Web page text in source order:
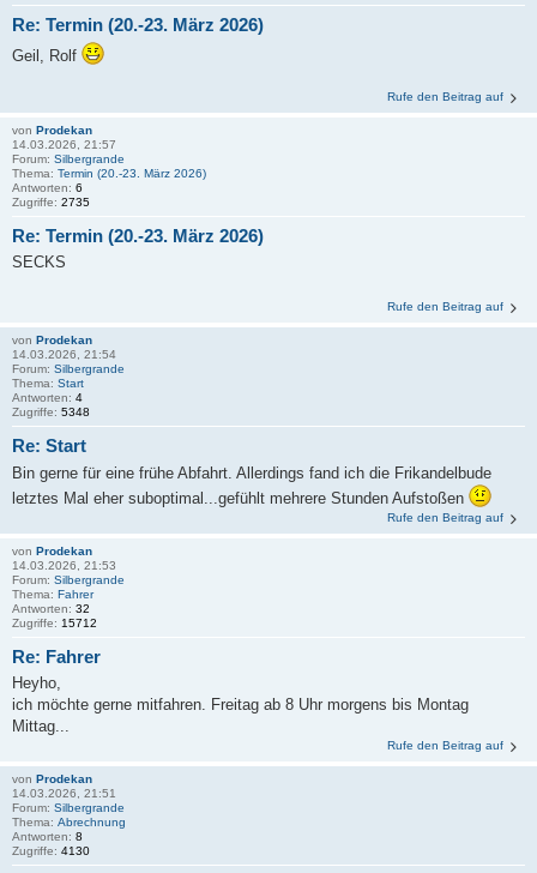
Re: Termin (20.-23. März 2026)
Geil, Rolf
Rufe den Beitrag auf
von Prodekan
14.03.2026, 21:57
Forum: Silbergrande
Thema: Termin (20.-23. März 2026)
Antworten: 6
Zugriffe: 2735
Re: Termin (20.-23. März 2026)
SECKS
Rufe den Beitrag auf
von Prodekan
14.03.2026, 21:54
Forum: Silbergrande
Thema: Start
Antworten: 4
Zugriffe: 5348
Re: Start
Bin gerne für eine frühe Abfahrt. Allerdings fand ich die Frikandelbude
letztes Mal eher suboptimal...gefühlt mehrere Stunden Aufstoßen
Rufe den Beitrag auf
von Prodekan
14.03.2026, 21:53
Forum: Silbergrande
Thema: Fahrer
Antworten: 32
Zugriffe: 15712
Re: Fahrer
Heyho,
ich möchte gerne mitfahren. Freitag ab 8 Uhr morgens bis Montag
Mittag...
Rufe den Beitrag auf
von Prodekan
14.03.2026, 21:51
Forum: Silbergrande
Thema: Abrechnung
Antworten: 8
Zugriffe: 4130